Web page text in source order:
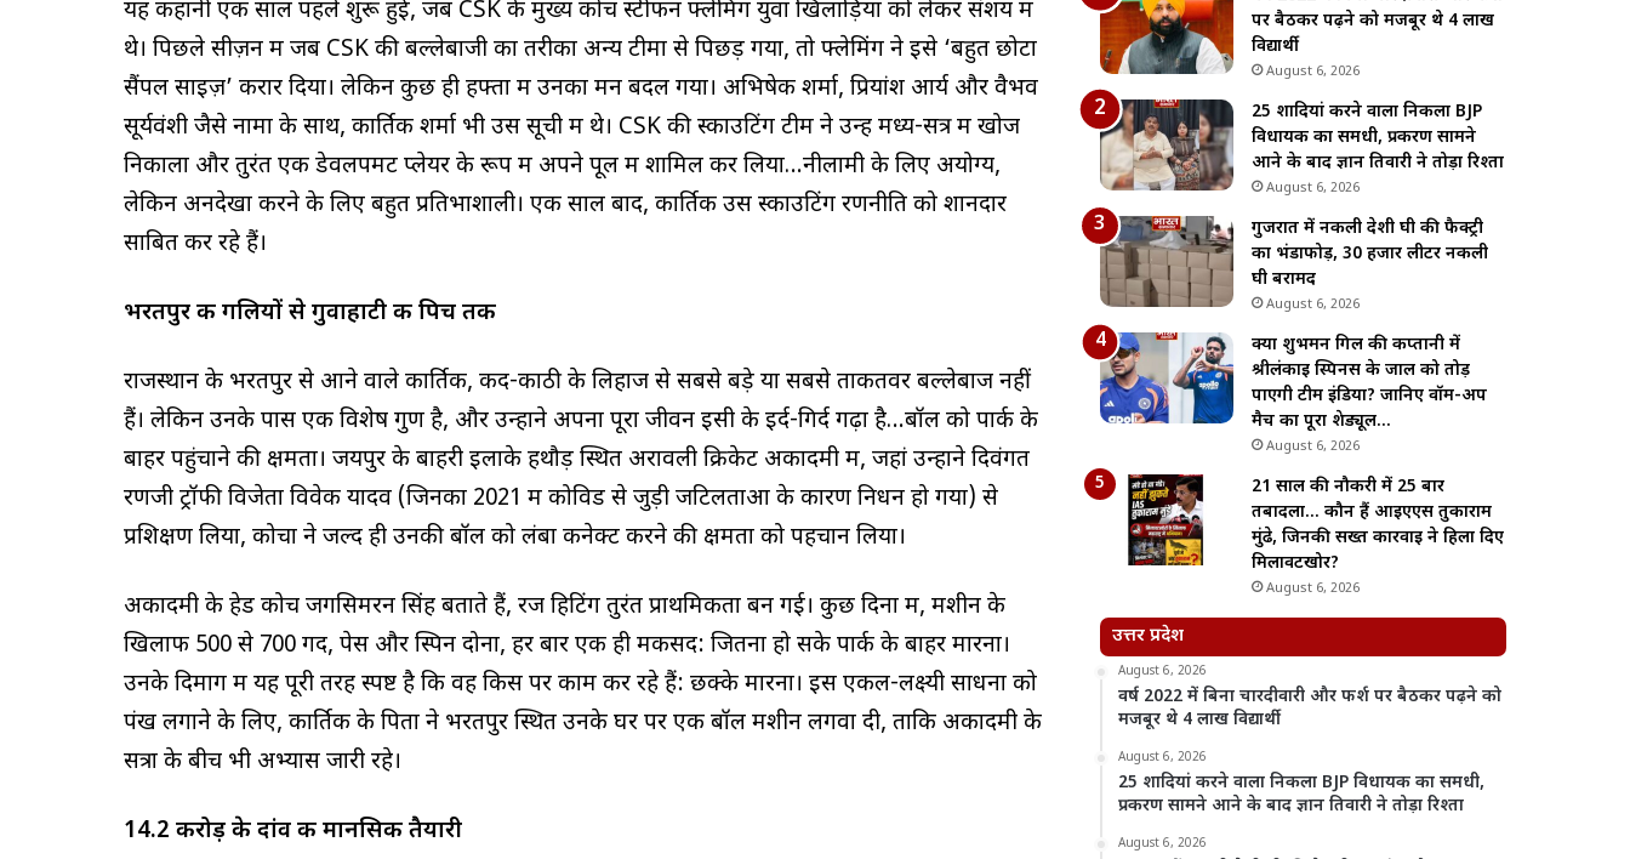
यह कहानी एक साल पहले शुरू हुई, जब CSK के मुख्य कोच स्टीफन फ्लेमिंग युवा खिलाड़ियों को लेकर संशय में
थे। पिछले सीज़न में जब CSK की बल्लेबाजी का तरीका अन्य टीमों से पिछड़ गया, तो फ्लेमिंग ने इसे ‘बहुत छोटा
सैंपल साइज़’ करार दिया। लेकिन कुछ ही हफ्तों में उनका मन बदल गया। अभिषेक शर्मा, प्रियांश आर्य और वैभव
सूर्यवंशी जैसे नामों के साथ, कार्तिक शर्मा भी उस सूची में थे। CSK की स्काउटिंग टीम ने उन्हें मध्य-सत्र में खोज
निकाला और तुरंत एक डेवलपमेंट प्लेयर के रूप में अपने पूल में शामिल कर लिया…नीलामी के लिए अयोग्य,
लेकिन अनदेखा करने के लिए बहुत प्रतिभाशाली। एक साल बाद, कार्तिक उस स्काउटिंग रणनीति को शानदार
साबित कर रहे हैं।
भरतपुर की गलियों से गुवाहाटी की पिच तक
राजस्थान के भरतपुर से आने वाले कार्तिक, कद-काठी के लिहाज से सबसे बड़े या सबसे ताकतवर बल्लेबाज नहीं
हैं। लेकिन उनके पास एक विशेष गुण है, और उन्होंने अपना पूरा जीवन इसी के इर्द-गिर्द गढ़ा है…बॉल को पार्क के
बाहर पहुंचाने की क्षमता। जयपुर के बाहरी इलाके हथौड़ स्थित अरावली क्रिकेट अकादमी में, जहां उन्होंने दिवंगत
रणजी ट्रॉफी विजेता विवेक यादव (जिनका 2021 में कोविड से जुड़ी जटिलताओं के कारण निधन हो गया) से
प्रशिक्षण लिया, कोचों ने जल्द ही उनकी बॉल को लंबा कनेक्ट करने की क्षमता को पहचान लिया।
अकादमी के हेड कोच जगसिमरन सिंह बताते हैं, रेंज हिटिंग तुरंत प्राथमिकता बन गई। कुछ दिनों में, मशीन के
खिलाफ 500 से 700 गेंदें, पेस और स्पिन दोनों, हर बार एक ही मकसद: जितना हो सके पार्क के बाहर मारना।
उनके दिमाग में यह पूरी तरह स्पष्ट है कि वह किस पर काम कर रहे हैं: छक्के मारना। इस एकल-लक्ष्यी साधना को
पंख लगाने के लिए, कार्तिक के पिता ने भरतपुर स्थित उनके घर पर एक बॉल मशीन लगवा दी, ताकि अकादमी के
सत्रों के बीच भी अभ्यास जारी रहे।
14.2 करोड़ के दांव की मानसिक तैयारी
पर बैठकर पढ़ने को मजबूर थे 4 लाख
विद्यार्थी
August 6, 2026
25 शादियां करने वाला निकला BJP
विधायक का समधी, प्रकरण सामने
आने के बाद ज्ञान तिवारी ने तोड़ा रिश्ता
August 6, 2026
गुजरात में नकली देशी घी की फैक्ट्री
का भंडाफोड़, 30 हजार लीटर नकली
घी बरामद
August 6, 2026
क्या शुभमन गिल की कप्तानी में
श्रीलंकाई स्पिनर्स के जाल को तोड़
पाएगी टीम इंडिया? जानिए वॉर्म-अप
मैच का पूरा शेड्यूल…
August 6, 2026
21 साल की नौकरी में 25 बार
तबादला… कौन हैं आईएएस तुकाराम
मुंढे, जिनकी सख्त कार्रवाई ने हिला दिए
मिलावटखोर?
August 6, 2026
उत्तर प्रदेश
August 6, 2026
वर्ष 2022 में बिना चारदीवारी और फर्श पर बैठकर पढ़ने को
मजबूर थे 4 लाख विद्यार्थी
August 6, 2026
25 शादियां करने वाला निकला BJP विधायक का समधी,
प्रकरण सामने आने के बाद ज्ञान तिवारी ने तोड़ा रिश्ता
August 6, 2026